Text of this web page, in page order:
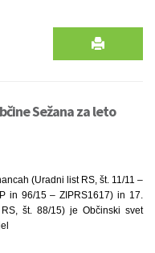
Sežana za leto
(Uradni list RS, št. 11/11 –
in 96/15 – ZIPRS1617) in 17.
št. 88/15) je Občinski svet